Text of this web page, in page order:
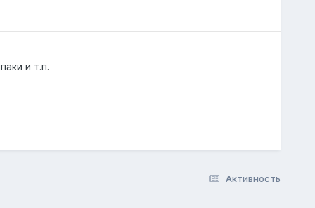
и т.п.
Активность